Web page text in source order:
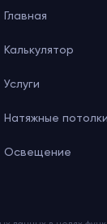
Главная
Калькулятор
Услуги
Натяжные потолки
Освещение